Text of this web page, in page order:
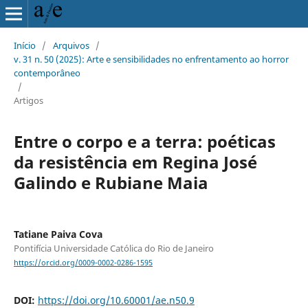
Início / Arquivos /
v. 31 n. 50 (2025): Arte e sensibilidades no enfrentamento ao horror
contemporâneo
/
Artigos
Entre o corpo e a terra: poéticas
da resistência em Regina José
Galindo e Rubiane Maia
Tatiane Paiva Cova
Pontifícia Universidade Católica do Rio de Janeiro
https://orcid.org/0009-0002-0286-1595
DOI: https://doi.org/10.60001/ae.n50.9